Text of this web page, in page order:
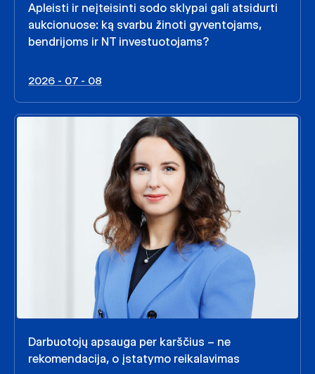
Apleisti ir neįteisinti sodo sklypai gali atsidurti
aukcionuose: ką svarbu žinoti gyventojams,
bendrijoms ir NT investuotojams?
2026 - 07 - 08
Darbuotojų apsauga per karščius – ne
rekomendacija, o įstatymo reikalavimas